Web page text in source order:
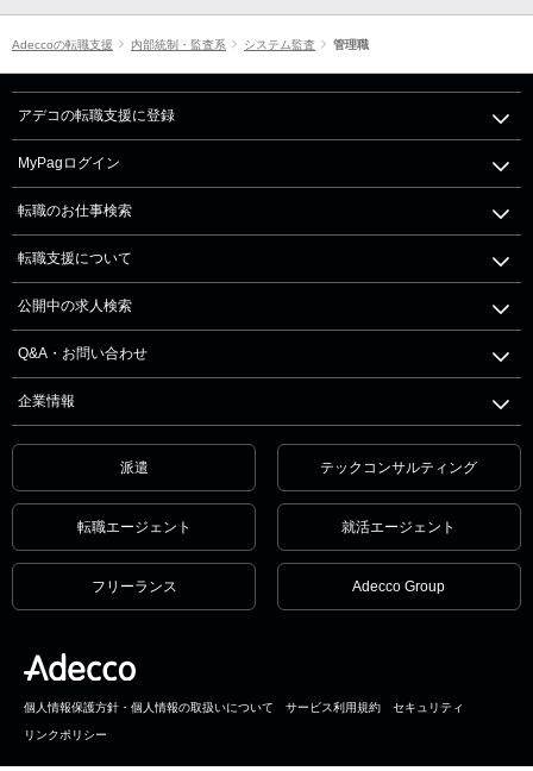
Adeccoの転職支援 内部統制・監査系 システム監査 管理職
アデコの転職支援に登録
MyPagログイン
転職のお仕事検索
転職支援について
公開中の求人検索
Q&A・お問い合わせ
企業情報
派遣 テックコンサルティング
転職エージェント 就活エージェント
フリーランス Adecco Group
個人情報保護方針・個人情報の取扱いについて サービス利用規約 セキュリティ
リンクポリシー